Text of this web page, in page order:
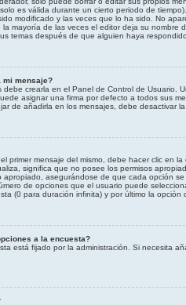
es válida durante un cierto periodo de
modificado y las veces que lo ha sido. No
mayoría de las veces el editor deja su nombre
temas después de que alguien haya
mi mensaje?
debe crearla en el Panel de Control de Usuario.
asignar una firma por defecto a todos sus
de añadirla en los mensajes, debe desactivar
primer mensaje del mismo, debe hacer clic en
significa que no posee los permisos
apropiado, asegurándose de que cada opción
de opciones que el usuario puede
(0 para duración infinita) y por último la opción
a la encuesta?
está fijado por la administración. Si necesita